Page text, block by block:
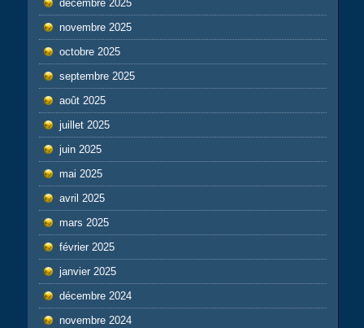
décembre 2025
novembre 2025
octobre 2025
septembre 2025
août 2025
juillet 2025
juin 2025
mai 2025
avril 2025
mars 2025
février 2025
janvier 2025
décembre 2024
novembre 2024